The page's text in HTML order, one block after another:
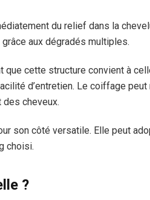
du relief dans la
aux dégradés multiples.
que cette structure convient à
d’entretien. Le coiffage
cheveux.
son côté versatile. Elle peut
choisi.
?